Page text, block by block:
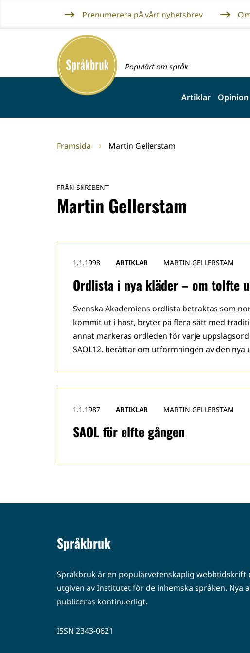
innehållet
Prenumerera på vårt nyhetsbrev
Framsida
Populärt om språk
Artiklar Opinion
Framsida Martin Gellerstam
FRÅN SKRIBENT
Martin Gellerstam
Ordlista i nya kläder – om tolfte
1.1.1998 ARTIKLAR MARTIN GELLERSTAM
Svenska Akademiens ordlista betraktas som
kommit ut i höst, bryter på flera sätt med
annat markeras ordleden för varje
SAOL12, berättar om utformningen av den nya
SAOL för elfte gången
1.1.1987 ARTIKLAR MARTIN GELLERSTAM
Språkbruk
Språkbruk är en populärvetenskaplig webbtidskrift
utgiven av Institutet för de inhemska språken. Nya
publiceras kontinuerligt.
ISSN 2343-0621